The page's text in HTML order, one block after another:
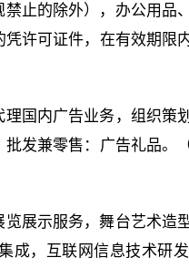
止的除外），办公用品
许可证件，在有效期限
国内广告业务，组织策
发兼零售：广告礼品。
展示服务，舞台艺术造
成，互联网信息技术研